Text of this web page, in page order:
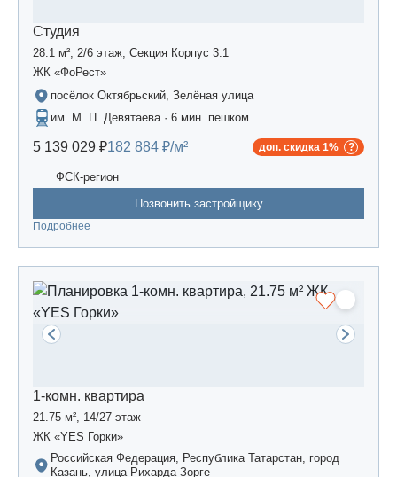
Студия
28.1 м², 2/6 этаж, Секция Корпус 3.1
ЖК «ФоРест»
посёлок Октябрьский, Зелёная улица
им. М. П. Девятаева · 6 мин. пешком
5 139 029 ₽182 884 ₽/м² доп. скидка 1%
ФСК-регион
Позвонить застройщику
Подробнее
1-комн. квартира
21.75 м², 14/27 этаж
ЖК «YES Горки»
Российская Федерация, Республика Татарстан, город
Казань, улица Рихарда Зорге